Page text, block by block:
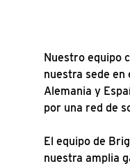
Nuestro equipo
nuestra sede en
Alemania y
por una red de
El equipo de
nuestra amplia